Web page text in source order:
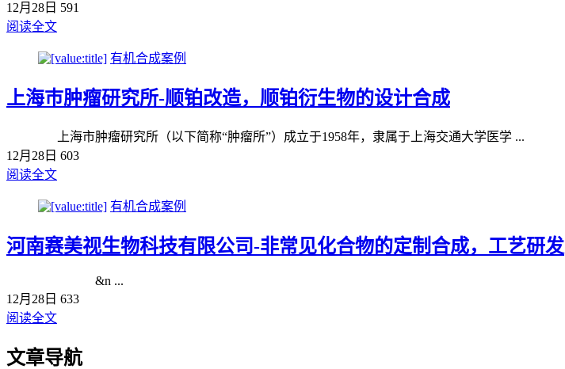
12月28日 591
阅读全文
有机合成案例
上海巿肿瘤研究所-顺铂改造，顺铂衍生物的设计合成
上海市肿瘤研究所（以下简称“肿瘤所”）成立于1958年，隶属于上海交通大学医学 ...
12月28日 603
阅读全文
有机合成案例
河南赛美视生物科技有限公司-非常见化合物的定制合成，工艺研发
&n ...
12月28日 633
阅读全文
文章导航